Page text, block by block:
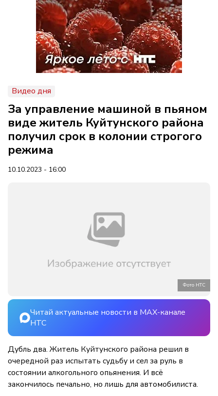
Видео дня
За управление машиной в пьяном
виде житель Куйтунского района
получил срок в колонии строгого
режима
10.10.2023 - 16:00
Фото НТС
Читай актуальные новости в MAX-канале
НТС
Дубль два. Житель Куйтунского района решил в
очередной раз испытать судьбу и сел за руль в
состоянии алкогольного опьянения. И всё
закончилось печально, но лишь для автомобилиста.